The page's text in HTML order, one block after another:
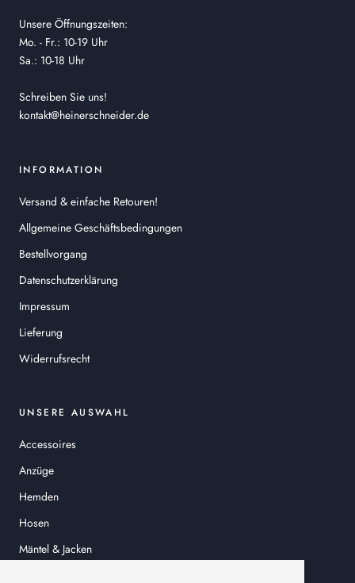
Unsere Öffnungszeiten:
Mo. - Fr.: 10-19 Uhr
Sa.: 10-18 Uhr
Schreiben Sie uns!
kontakt@heinerschneider.de
INFORMATION
Versand & einfache Retouren!
Allgemeine Geschäftsbedingungen
Bestellvorgang
Datenschutzerklärung
Impressum
Lieferung
Widerrufsrecht
UNSERE AUSWAHL
Accessoires
Anzüge
Hemden
Hosen
Mäntel & Jacken